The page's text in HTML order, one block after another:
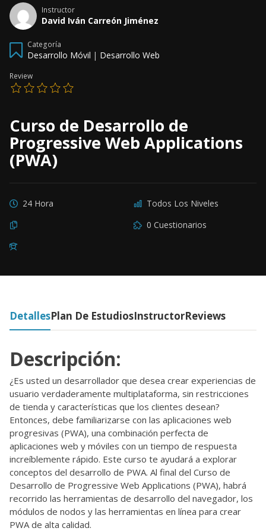
Instructor
David Iván Carreón Jiménez
Categoría
Desarrollo Móvil | Desarrollo Web
Review
Curso de Desarrollo de
Progressive Web Applications
(PWA)
24 Hora
Todos Los Niveles
0 Cuestionarios
DetallesPlan De EstudiosInstructorReviews
Descripción:
¿Es usted un desarrollador que desea crear experiencias de
usuario verdaderamente multiplataforma, sin restricciones
de tienda y características que los clientes desean?
Entonces, debe familiarizarse con las aplicaciones web
progresivas (PWA), una combinación perfecta de
aplicaciones web y móviles con un tiempo de respuesta
increíblemente rápido. Este curso te ayudará a explorar
conceptos del desarrollo de PWA. Al final del Curso de
Desarrollo de Progressive Web Applications (PWA), habrá
recorrido las herramientas de desarrollo del navegador, los
módulos de nodos y las herramientas en línea para crear
PWA de alta calidad.